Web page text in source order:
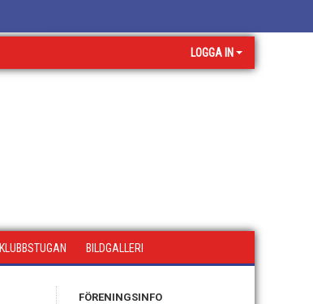
LOGGA IN
KLUBBSTUGAN BILDGALLERI
FÖRENINGSINFO